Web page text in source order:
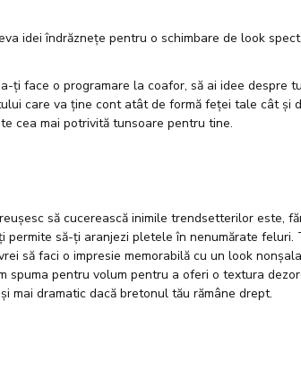
idei îndrăznețe pentru o schimbare de look
ți face o programare la coafor, să ai idee despre
care va ține cont atât de formă feței tale cât și
cea mai potrivită tunsoare pentru tine.
să cucerească inimile trendsetterilor este,
permite să-ți aranjezi pletele în nenumărate feluri.
să faci o impresie memorabilă cu un look
spuma pentru volum pentru a oferi o textura
mai dramatic dacă bretonul tău rămâne drept.